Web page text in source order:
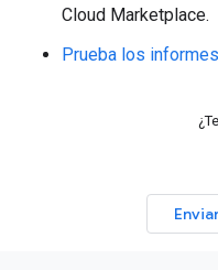
Cloud Marketplace.
Prueba los